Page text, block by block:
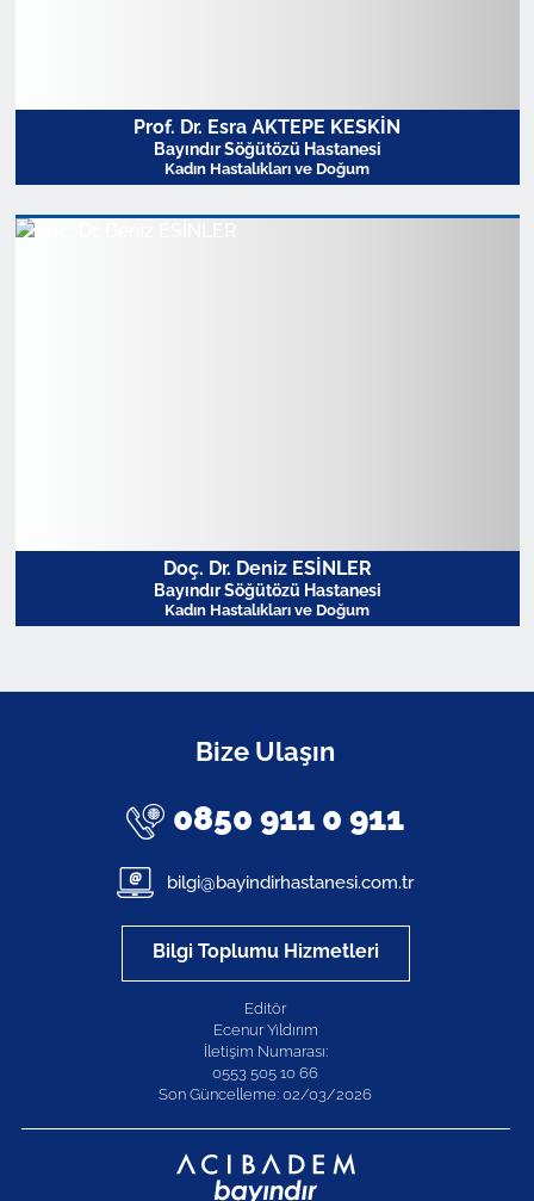
Prof. Dr. Esra AKTEPE KESKİN
Bayındır Söğütözü Hastanesi
Kadın Hastalıkları ve Doğum
Doç. Dr. Deniz ESİNLER
Bayındır Söğütözü Hastanesi
Kadın Hastalıkları ve Doğum
Bize Ulaşın
0850 911 0 911
bilgi@bayindirhastanesi.com.tr
Bilgi Toplumu Hizmetleri
Editör
Ecenur Yıldırım
İletişim Numarası:
0553 505 10 66
Son Güncelleme: 02/03/2026